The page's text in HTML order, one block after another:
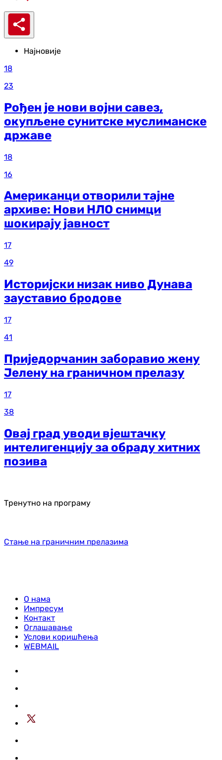
Најновије
18
23
Рођен је нови војни савез,
окупљене сунитске муслиманске
државе
18
16
Американци отворили тајне
архиве: Нови НЛО снимци
шокирају јавност
17
49
Историјски низак ниво Дунава
зауставио бродове
17
41
Приједорчанин заборавио жену
Јелену на граничном прелазу
17
38
Овај град уводи вјештачку
интелигенцију за обраду хитних
позива
Тренутно на програму
Стање на граничним прелазима
О нама
Импресум
Контакт
Оглашавање
Услови коришћења
WEBMAIL